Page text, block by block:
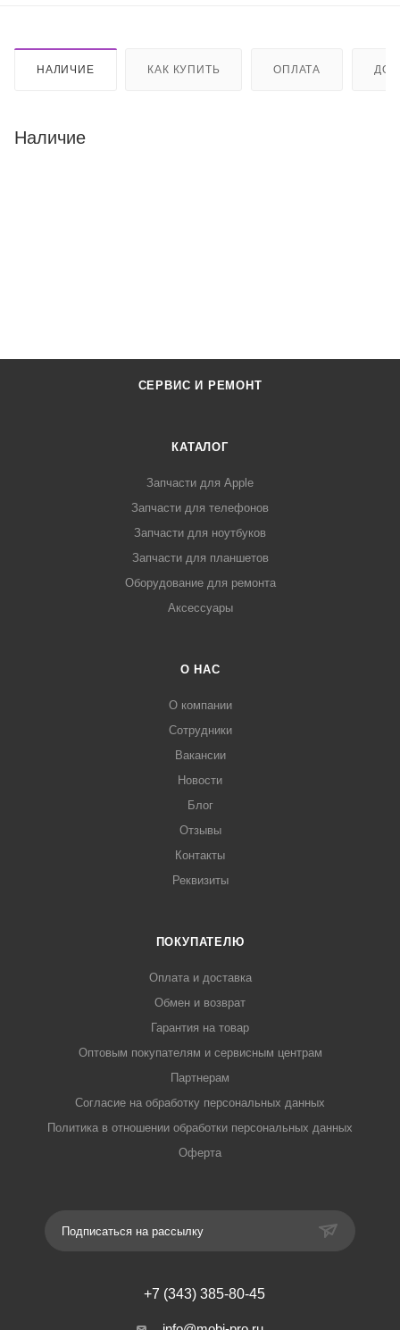
НАЛИЧИЕ КАК КУПИТЬ ОПЛАТА
Наличие
СЕРВИС И РЕМОНТ
КАТАЛОГ
Запчасти для Apple
Запчасти для телефонов
Запчасти для ноутбуков
Запчасти для планшетов
Оборудование для ремонта
Аксессуары
О НАС
О компании
Сотрудники
Вакансии
Новости
Блог
Отзывы
Контакты
Реквизиты
ПОКУПАТЕЛЮ
Оплата и доставка
Обмен и возврат
Гарантия на товар
Оптовым покупателям и сервисным центрам
Партнерам
Согласие на обработку персональных данных
Политика в отношении обработки персональных данных
Оферта
Подписаться на рассылку
+7 (343) 385-80-45